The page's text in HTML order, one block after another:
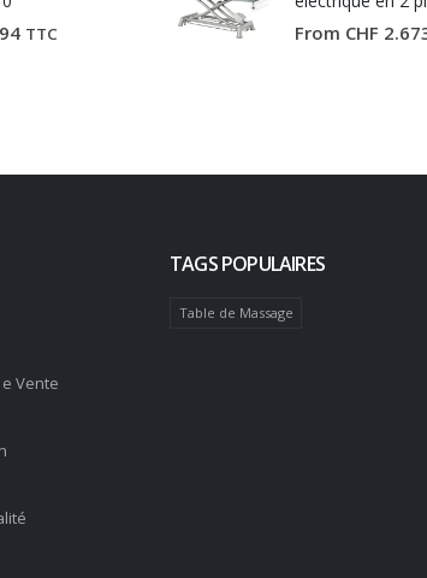
TTC
Ecopostural
From CHF
Vente
TAGS POPULAIRES
Table de Massage